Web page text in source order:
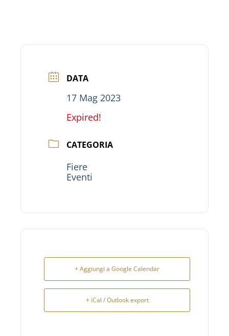
DATA
17 Mag 2023
Expired!
CATEGORIA
Fiere
Eventi
+ Aggiungi a Google Calendar
+ iCal / Outlook export